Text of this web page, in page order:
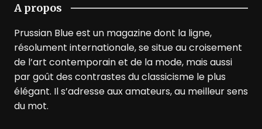
A propos
Prussian Blue est un magazine dont la ligne,
résolument internationale, se situe au croisement
de l’art contemporain et de la mode, mais aussi
par goût des contrastes du classicisme le plus
élégant. Il s’adresse aux amateurs, au meilleur sens
du mot.